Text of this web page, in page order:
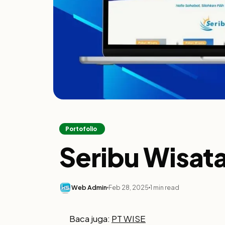
Portofolio
Seribu
Web Admin Feb 28, 2025 1 min read
Baca juga: PT WISE